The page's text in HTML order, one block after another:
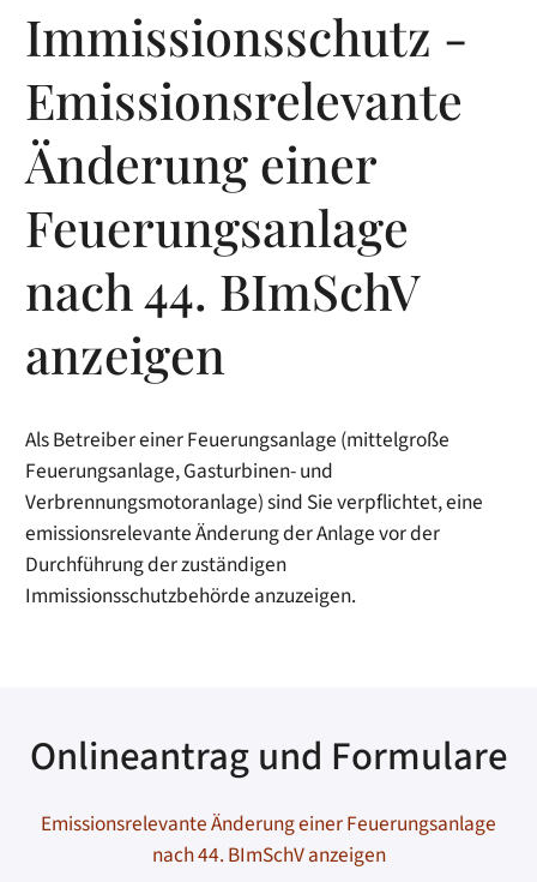
Immissionsschutz -
Emissionsrelevante
Änderung einer
Feuerungsanlage
nach 44. BImSchV
anzeigen
Als Betreiber einer Feuerungsanlage (mittelgroße
Feuerungsanlage, Gasturbinen- und
Verbrennungsmotoranlage) sind Sie verpflichtet, eine
emissionsrelevante Änderung der Anlage vor der
Durchführung der zuständigen
Immissionsschutzbehörde anzuzeigen.
Onlineantrag und Formulare
Emissionsrelevante Änderung einer Feuerungsanlage
nach 44. BImSchV anzeigen